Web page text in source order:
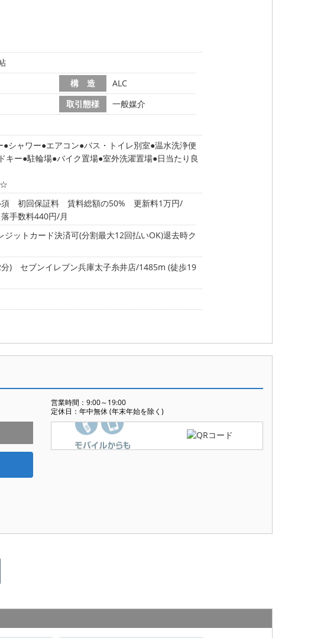
構 造
ALC
取引態様
一般媒介
シャワー エアコン バス・トイレ別室 温水洗浄便
キー 駐輪場 バイク置場 室外洗濯置場 日当たり良
☆
須 初回保証料 賃料総額の50% 更新料1万円/
手数料440円/月
ジットカード決済可(分割最大12回払いOK)退去時ク
)
セブンイレブン兵庫太子糸井店/1485m (徒歩19
営業時間：9:00～19:00
定休日：年中無休 (年末年始を除く)